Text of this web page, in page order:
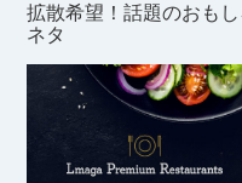
拡散希望！話題のおもし
ネタ